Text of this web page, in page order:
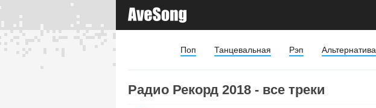
Поп Танцевальная Рэп Альтернатива
Радио Рекорд 2018 - все треки